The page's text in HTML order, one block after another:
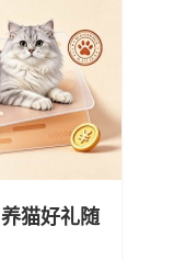
猫好礼随